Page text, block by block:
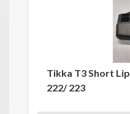
Tikka T3 Short
222/ 223